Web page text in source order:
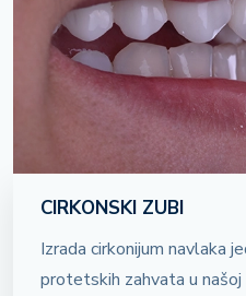
CIRKONSKI ZUBI
Izrada cirkonijum navlaka
protetskih zahvata u